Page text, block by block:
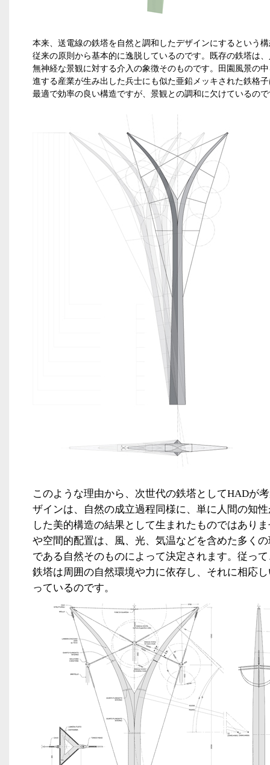
本来、送電線の鉄塔を自然と調和したデザインにするという
従来の原則から基本的に逸脱しているのです。既存の鉄塔は
無神経な景観に対する介入の象徴そのものです。田園風景の
進する産業が生み出した兵士にも似た亜鉛メッキされた鉄格
最適で効率の良い構造ですが、景観との調和に欠けているの
このような理由から、次世代の鉄塔としてHADが
ザインは、自然の成立過程同様に、単に人間の知
した美的構造の結果として生まれたものではあり
や空間的配置は、風、光、気温などを含めた多く
である自然そのものによって決定されます。従っ
鉄塔は周囲の自然環境や力に依存し、それに相応
っているのです。